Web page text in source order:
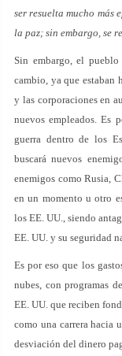
ser resuelta mucho más
la paz; sin embargo, se
Sin embargo, el
cambio, ya que estaban
y las corporaciones en
nuevos empleados. Es
guerra dentro de los
buscará nuevos
enemigos como Rusia,
en un momento u otro
los EE. UU., siendo
EE. UU. y su seguridad
Es por eso que los
nubes, con programas
EE. UU. que reciben
como una carrera hacia
desviación del dinero